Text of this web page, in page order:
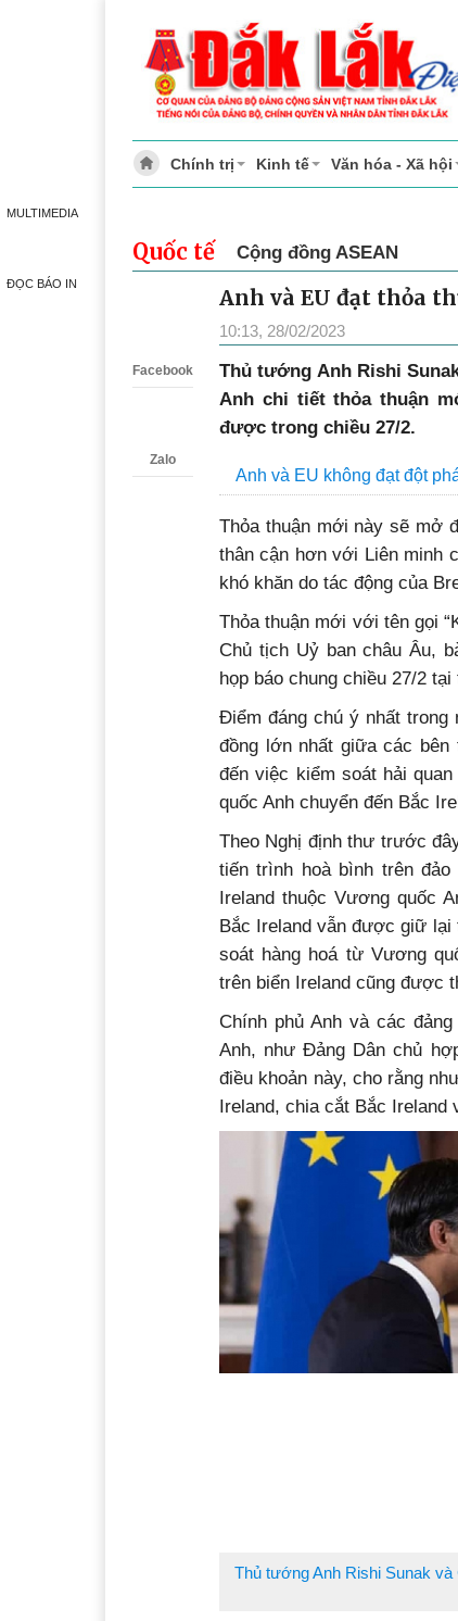
MULTIMEDIA
ĐỌC BÁO IN
Chính trị Kinh tế Văn hóa - Xã hội
Quốc tế Cộng đồng ASEAN
Facebook
Zalo
Anh và EU đạt thỏa
10:13, 28/02/2023
Thủ tướng Anh Rishi
Anh chi tiết thỏa thuận
được trong chiều 27/2.
Anh và EU không đạt đột
Thỏa thuận mới này sẽ mở
thân cận hơn với Liên minh
khó khăn do tác động của
Thỏa thuận mới với tên gọi
Chủ tịch Uỷ ban châu Âu,
họp báo chung chiều 27/2 tại
Điểm đáng chú ý nhất
đồng lớn nhất giữa các
đến việc kiểm soát hải
quốc Anh chuyển đến Bắc
Theo Nghị định thư trước
tiến trình hoà bình trên
Ireland thuộc Vương quốc
Bắc Ireland vẫn được giữ
soát hàng hoá từ Vương
trên biển Ireland cũng được
Chính phủ Anh và các
Anh, như Đảng Dân chủ
điều khoản này, cho rằng
Ireland, chia cắt Bắc
Thủ tướng Anh Rishi Sunak và